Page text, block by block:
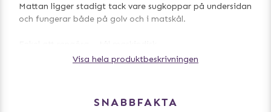
Mattan ligger stadigt tack vare sugkoppar på undersidan
och fungerar både på golv och i matskål.
- Aktiverar hundens eller kattens luktsinne och
Visa hela produktbeskrivningen
SNABBFAKTA